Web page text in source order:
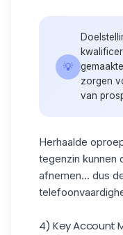
💡
zorgen
van
Herhaalde
tegenzin kunnen
afnemen... dus
4) Key Account